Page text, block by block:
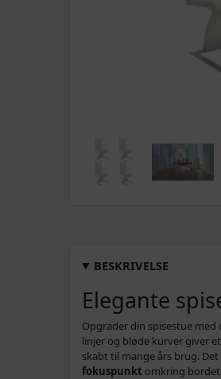
BESKRIVELSE
Elegante
Opgrader din spisestue
linjer og bløde kurver giver et
skabt til mange års brug.
fokuspunkt omkring